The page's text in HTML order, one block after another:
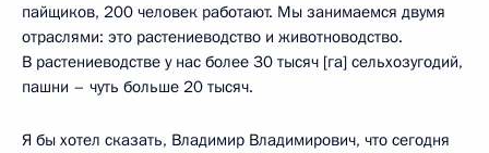
пайщиков, 200 человек работают. Мы занимаемся двумя
отраслями: это растениеводство и животноводство.
В растениеводстве у нас более 30 тысяч [га] сельхозугодий,
пашни – чуть больше 20 тысяч.
Я бы хотел сказать, Владимир Владимирович, что сегодня